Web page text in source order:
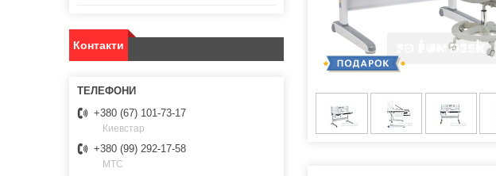
Контакти
+380 (67) 101-73-17
Киевстар
+380 (99) 292-17-58
МТС